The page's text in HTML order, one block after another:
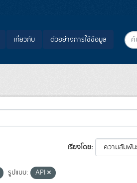
เกี่ยวกับ ตัวอย่างการใช้ข้อมูล
เรียงโดย
รูปแบบ:
API